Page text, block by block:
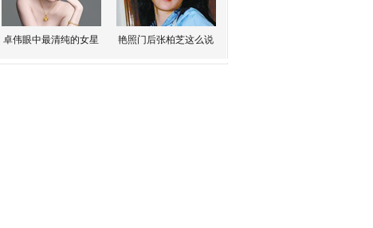
卓伟眼中最清纯的女星 艳照门后张柏芝这么说